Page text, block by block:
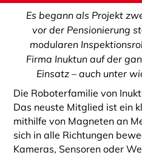
Es begann als Projekt
vor der Pensionierung
modularen
Firma Inuktun auf der
Einsatz – auch unter
Die Roboterfamilie von
Das neuste Mitglied ist ein
mithilfe von Magneten an
sich in alle Richtungen
Kameras, Sensoren oder